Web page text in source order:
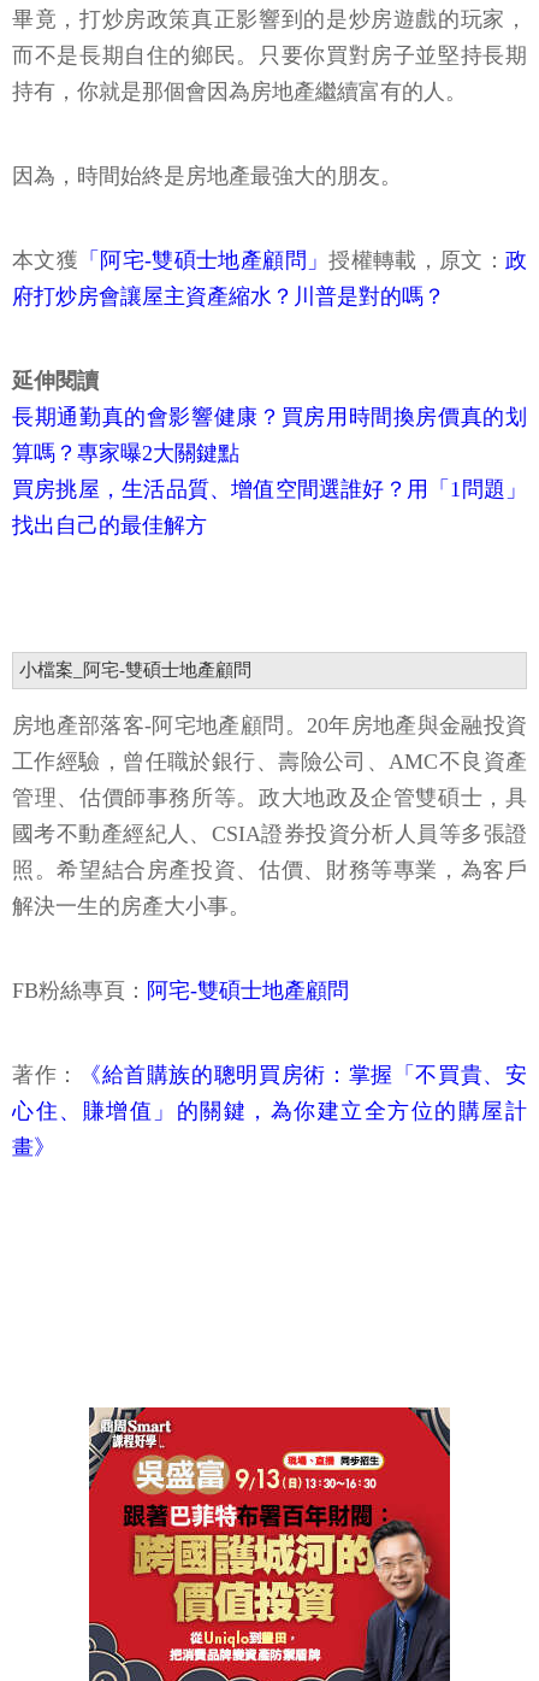
畢竟，打炒房政策真正影響到的是炒房遊戲的玩家，
而不是長期自住的鄉民。只要你買對房子並堅持長期
持有，你就是那個會因為房地產繼續富有的人。
因為，時間始終是房地產最強大的朋友。
本文獲 「阿宅-雙碩士地產顧問」授權轉載，原文：政
府打炒房會讓屋主資產縮水？川普是對的嗎？
延伸閱讀
長期通勤真的會影響健康？買房用時間換房價真的划
算嗎？專家曝2大關鍵點
買房挑屋，生活品質、增值空間選誰好？用「1問題」
找出自己的最佳解方
小檔案_阿宅-雙碩士地產顧問
房地產部落客-阿宅地產顧問。20年房地產與金融投資
工作經驗，曾任職於銀行、壽險公司、AMC不良資產
管理、估價師事務所等。政大地政及企管雙碩士，具
國考不動產經紀人、CSIA證券投資分析人員等多張證
照。希望結合房產投資、估價、財務等專業，為客戶
解決一生的房產大小事。
FB粉絲專頁： 阿宅-雙碩士地產顧問
著作：
《給首購族的聰明買房術：掌握「不買貴、安
心住、賺增值」的關鍵，為你建立全方位的購屋計
畫》